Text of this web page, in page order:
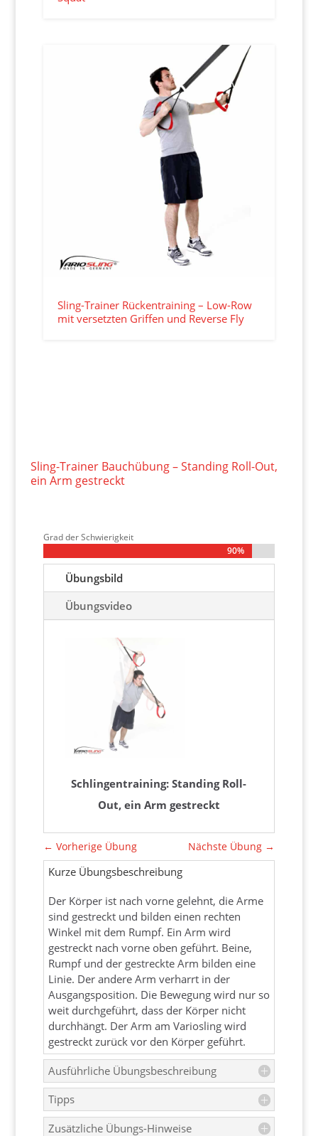
Sling-Trainer Rückentraining – Low-Row
mit versetzten Griffen und Reverse Fly
Sling-Trainer Bauchübung – Standing Roll-Out,
ein Arm gestreckt
Grad der Schwierigkeit
90%
90%
Übungsbild
Übungsvideo
Schlingentraining: Standing Roll-
Out, ein Arm gestreckt
← Vorherige Übung Nächste Übung →
Kurze Übungsbeschreibung
Der Körper ist nach vorne gelehnt, die Arme
sind gestreckt und bilden einen rechten
Winkel mit dem Rumpf. Ein Arm wird
gestreckt nach vorne oben geführt. Beine,
Rumpf und der gestreckte Arm bilden eine
Linie. Der andere Arm verharrt in der
Ausgangsposition. Die Bewegung wird nur so
weit durchgeführt, dass der Körper nicht
durchhängt. Der Arm am Variosling wird
gestreckt zurück vor den Körper geführt.
Ausführliche Übungsbeschreibung
Tipps
Zusätzliche Übungs-Hinweise